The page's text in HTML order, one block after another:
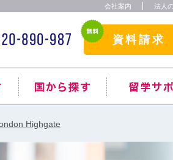
会社案内 法人
資料請求
Highgate